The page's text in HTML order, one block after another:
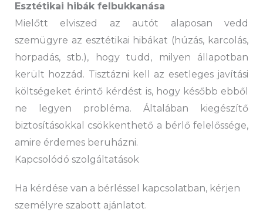
Esztétikai hibák felbukkanása
Mielőtt elviszed az autót alaposan vedd
szemügyre az esztétikai hibákat (húzás, karcolás,
horpadás, stb.), hogy tudd, milyen állapotban
került hozzád. Tisztázni kell az esetleges javítási
költségeket érintő kérdést is, hogy később ebből
ne legyen probléma. Általában kiegészítő
biztosításokkal csökkenthető a bérlő felelőssége,
amire érdemes beruházni.
Kapcsolódó szolgáltatások
Ha kérdése van a bérléssel kapcsolatban, kérjen
személyre szabott ajánlatot.